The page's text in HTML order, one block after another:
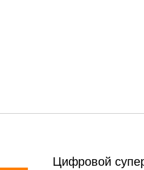
Цифровой